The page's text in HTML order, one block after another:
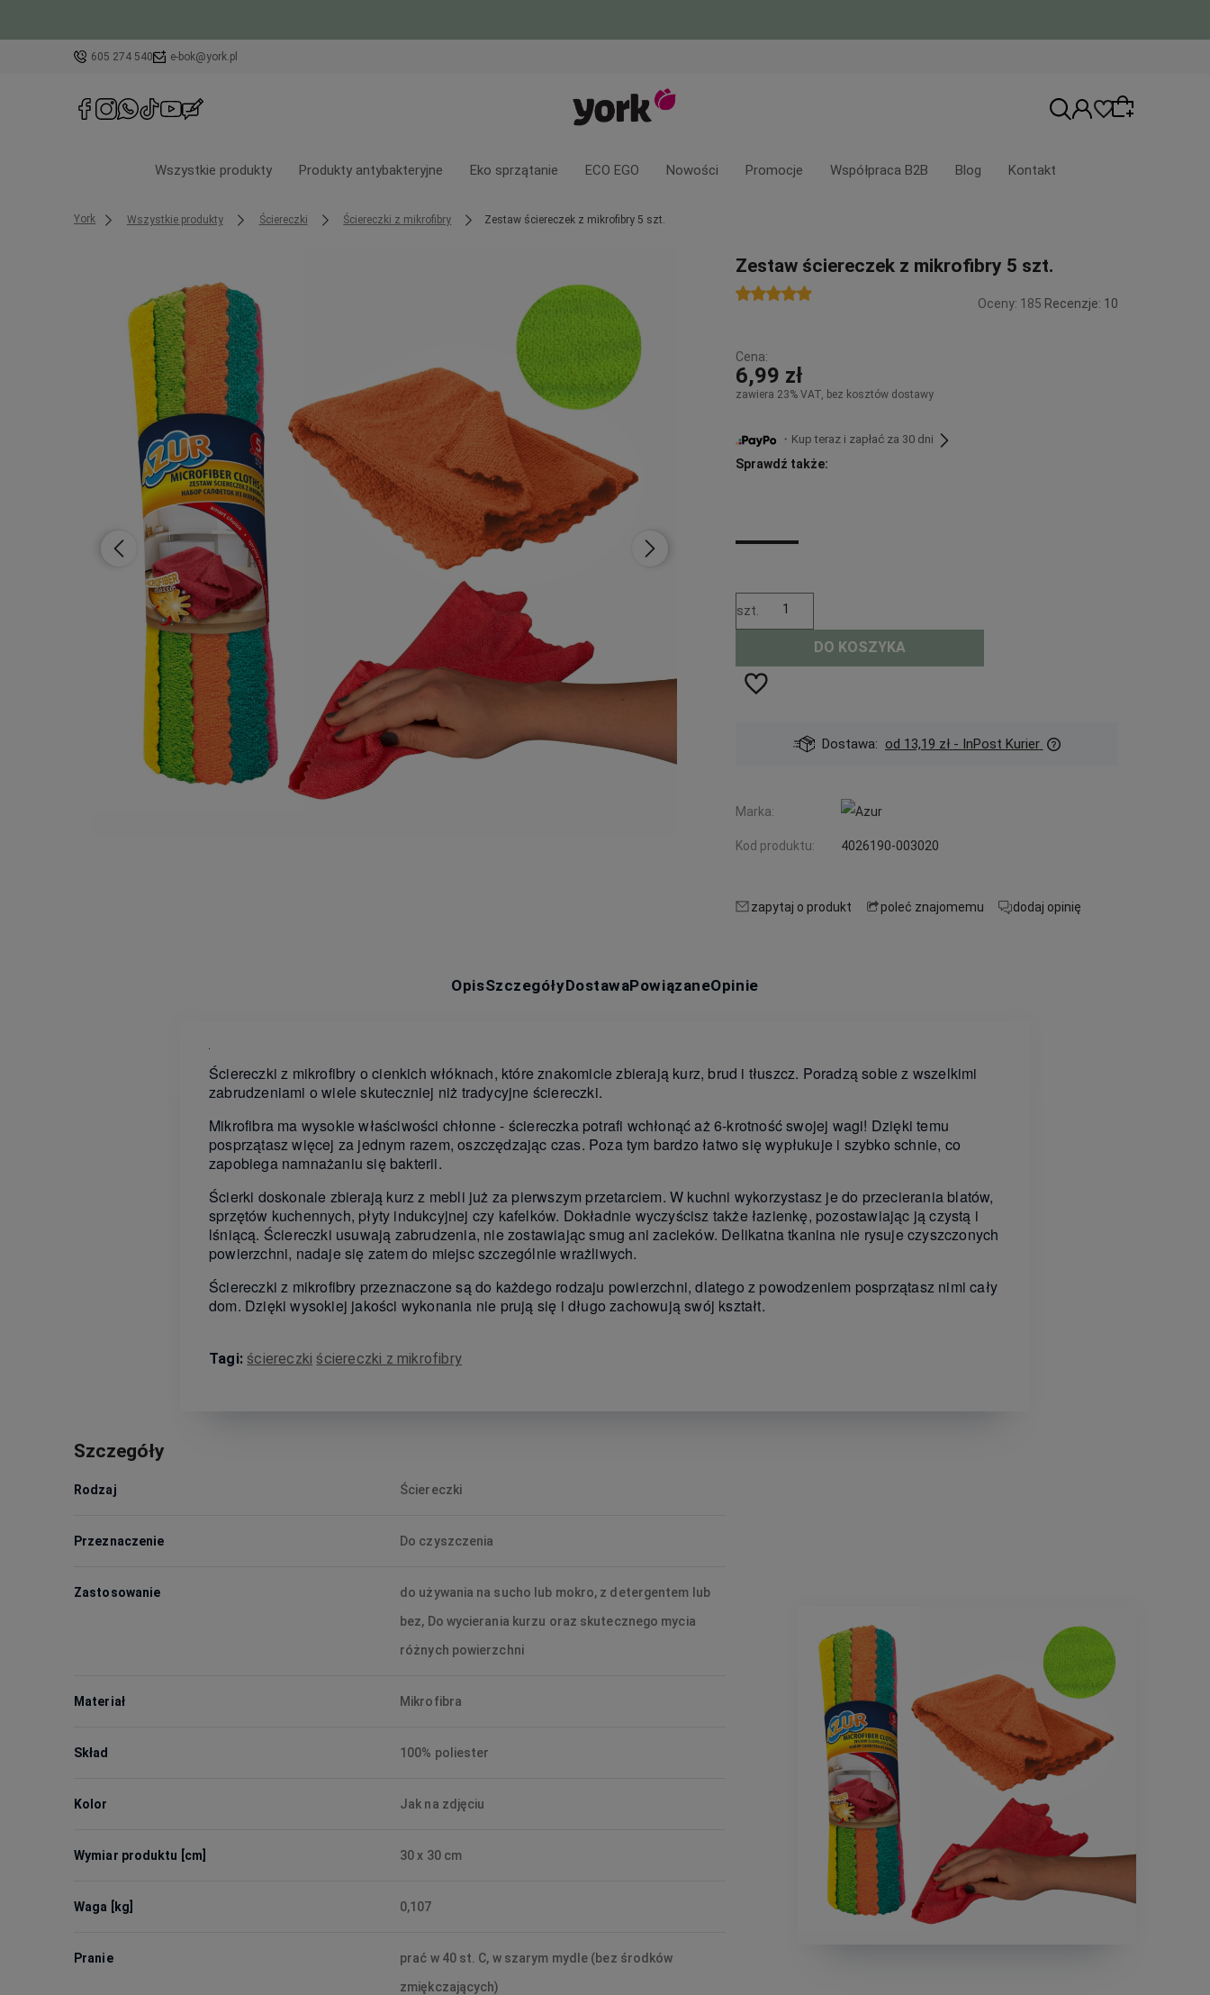
605 274 540 e-bok@york.pl
oferty lub zaloguj się, aby przywrócić
Wszystkie produkty Produkty antybakteryjne Eko sprzątanie ECO EGO Nowości Promocje Współpraca B2B Blog Kontakt
York Wszystkie produkty Ściereczki Ściereczki z mikrofibry Zestaw ściereczek z mikrofibry 5 szt.
Zestaw ściereczek z mikrofibry 5 szt.
Oceny: 185 Recenzje: 10
Cena:
6,99 zł
zawiera 23% VAT, bez kosztów dostawy
・Kup teraz i zapłać za 30 dni
Sprawdź także:
szt.
DO KOSZYKA
Dostępność: duża ilość Wysyłka w: 48 godzin Dostawa: od 13,19 zł - InPost Kurier
Marka:
Kod produktu: 4026190-003020
zapytaj o produkt poleć znajomemu dodaj opinię
OpisSzczegółyDostawaPowiązaneOpinie
Ściereczki z mikrofibry o cienkich włóknach, które znakomicie zbierają kurz, brud i tłuszcz. Poradzą sobie z wszelkimi
zabrudzeniami o wiele skuteczniej niż tradycyjne ściereczki.
Mikrofibra ma wysokie właściwości chłonne - ściereczka potrafi wchłonąć aż 6-krotność swojej wagi! Dzięki temu
posprzątasz więcej za jednym razem, oszczędzając czas. Poza tym bardzo łatwo się wypłukuje i szybko schnie, co
zapobiega namnażaniu się bakterii.
Ścierki doskonale zbierają kurz z mebli już za pierwszym przetarciem. W kuchni wykorzystasz je do przecierania blatów,
sprzętów kuchennych, płyty indukcyjnej czy kafelków. Dokładnie wyczyścisz także łazienkę, pozostawiając ją czystą i
lśniącą. Ściereczki usuwają zabrudzenia, nie zostawiając smug ani zacieków. Delikatna tkanina nie rysuje czyszczonych
powierzchni, nadaje się zatem do miejsc szczególnie wrażliwych.
Ściereczki z mikrofibry przeznaczone są do każdego rodzaju powierzchni, dlatego z powodzeniem posprzątasz nimi cały
dom. Dzięki wysokiej jakości wykonania nie prują się i długo zachowują swój kształt.
Tagi: ściereczki ściereczki z mikrofibry
Szczegóły
Rodzaj Ściereczki
Przeznaczenie Do czyszczenia
Zastosowanie
do używania na sucho lub mokro, z detergentem lub
bez, Do wycierania kurzu oraz skutecznego mycia
różnych powierzchni
Materiał Mikrofibra
Skład 100% poliester
Kolor Jak na zdjęciu
Wymiar produktu [cm] 30 x 30 cm
Waga [kg] 0,107
Pranie
prać w 40 st. C, w szarym mydle (bez środków
zmiękczających)